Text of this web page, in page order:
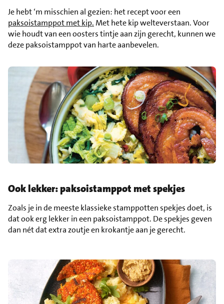
Je hebt ‘m misschien al gezien: het recept voor een
paksoistamppot met kip.Met hete kip welteverstaan. Voor
wie houdt van een oosters tintje aan zijn gerecht, kunnen we
deze paksoistamppot van harte aanbevelen.
Ook lekker: paksoistamppot met spekjes
Zoals je in de meeste klassieke stamppotten spekjes doet, is
dat ook erg lekker in een paksoistamppot. De spekjes geven
dan nét dat extra zoutje en krokantje aan je gerecht.